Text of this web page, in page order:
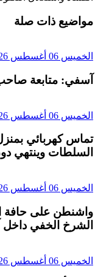
مواضيع ذات صلة
الخميس 06 أغسطس 2026 - 9:20
آسفي: متابعة
الخميس 06 أغسطس 2026 - 8:50
تماس كهربائي
السلطات وينتهي
الخميس 06 أغسطس 2026 - 6:41
واشنطن على حافة
الشرخ الخفي داخل
الخميس 06 أغسطس 2026 - 6:39